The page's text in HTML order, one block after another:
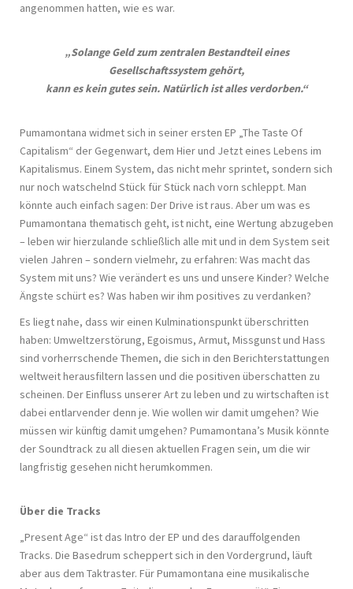
angenommen hatten, wie es war.
„Solange Geld zum zentralen Bestandteil eines
Gesellschaftssystem gehört,
kann es kein gutes sein. Natürlich ist alles verdorben.“
Pumamontana widmet sich in seiner ersten EP „The Taste Of
Capitalism“ der Gegenwart, dem Hier und Jetzt eines Lebens im
Kapitalismus. Einem System, das nicht mehr sprintet, sondern sich
nur noch watschelnd Stück für Stück nach vorn schleppt. Man
könnte auch einfach sagen: Der Drive ist raus. Aber um was es
Pumamontana thematisch geht, ist nicht, eine Wertung abzugeben
– leben wir hierzulande schließlich alle mit und in dem System seit
vielen Jahren – sondern vielmehr, zu erfahren: Was macht das
System mit uns? Wie verändert es uns und unsere Kinder? Welche
Ängste schürt es? Was haben wir ihm positives zu verdanken?
Es liegt nahe, dass wir einen Kulminationspunkt überschritten
haben: Umweltzerstörung, Egoismus, Armut, Missgunst und Hass
sind vorherrschende Themen, die sich in den Berichterstattungen
weltweit herausfiltern lassen und die positiven überschatten zu
scheinen. Der Einfluss unserer Art zu leben und zu wirtschaften ist
dabei entlarvender denn je. Wie wollen wir damit umgehen? Wie
müssen wir künftig damit umgehen? Pumamontana’s Musik könnte
der Soundtrack zu all diesen aktuellen Fragen sein, um die wir
langfristig gesehen nicht herumkommen.
Über die Tracks
„Present Age“ ist das Intro der EP und des darauffolgenden
Tracks. Die Basedrum scheppert sich in den Vordergrund, läuft
aber aus dem Taktraster. Für Pumamontana eine musikalische